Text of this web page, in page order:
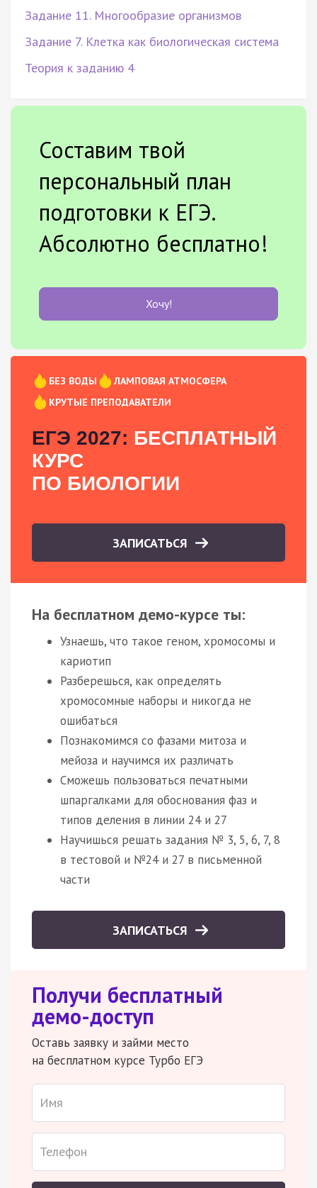
Задание 11. Многообразие организмов
Задание 7. Клетка как биологическая система
Теория к заданию 4
Составим твой
персональный план
подготовки к ЕГЭ.
Абсолютно бесплатно!
Хочу!
БЕЗ ВОДЫ
ЛАМПОВАЯ АТМОСФЕРА
КРУТЫЕ ПРЕПОДАВАТЕЛИ
ЕГЭ 2027: БЕСПЛАТНЫЙ
КУРС
ПО БИОЛОГИИ
ЗАПИСАТЬСЯ
На бесплатном демо-курсе ты:
Узнаешь, что такое геном, хромосомы и
кариотип
Разберешься, как определять
хромосомные наборы и никогда не
ошибаться
Познакомимся со фазами митоза и
мейоза и научимся их различать
Сможешь пользоваться печатными
шпаргалками для обоснования фаз и
типов деления в линии 24 и 27
Научишься решать задания № 3, 5, 6, 7, 8
в тестовой и №24 и 27 в письменной
части
ЗАПИСАТЬСЯ
Получи бесплатный
демо-доступ
Оставь заявку и займи место
на бесплатном курсе Турбо ЕГЭ